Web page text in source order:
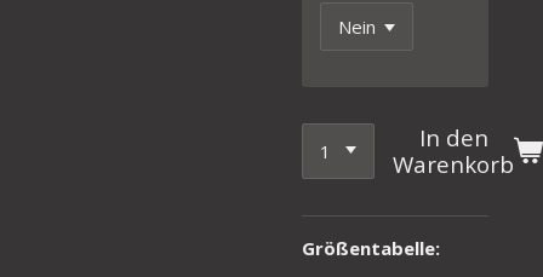
In den
Warenkorb
Größentabelle: